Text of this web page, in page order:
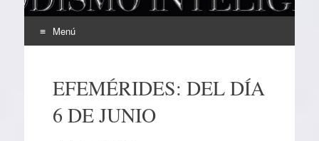
Menú
contenidoEFEMÉRIDES: DEL DÍA
6 DE JUNIO